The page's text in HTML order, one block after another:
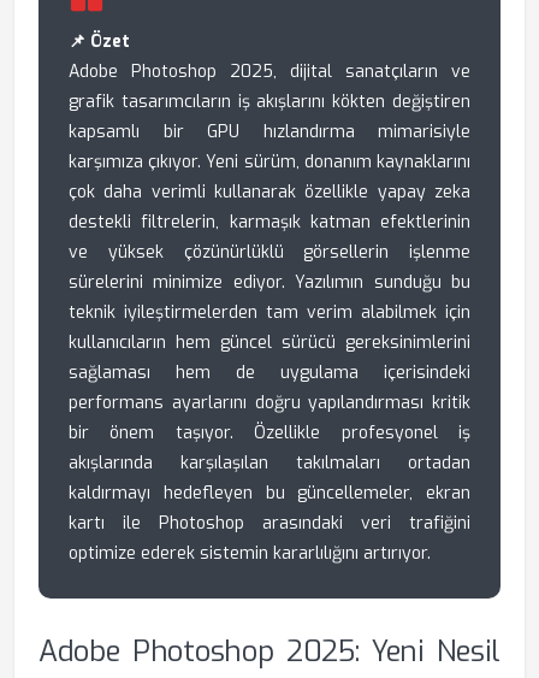
📌 Özet
Adobe Photoshop 2025, dijital sanatçıların ve
grafik tasarımcıların iş akışlarını kökten değiştiren
kapsamlı bir GPU hızlandırma mimarisiyle
karşımıza çıkıyor. Yeni sürüm, donanım kaynaklarını
çok daha verimli kullanarak özellikle yapay zeka
destekli filtrelerin, karmaşık katman efektlerinin
ve yüksek çözünürlüklü görsellerin işlenme
sürelerini minimize ediyor. Yazılımın sunduğu bu
teknik iyileştirmelerden tam verim alabilmek için
kullanıcıların hem güncel sürücü gereksinimlerini
sağlaması hem de uygulama içerisindeki
performans ayarlarını doğru yapılandırması kritik
bir önem taşıyor. Özellikle profesyonel iş
akışlarında karşılaşılan takılmaları ortadan
kaldırmayı hedefleyen bu güncellemeler, ekran
kartı ile Photoshop arasındaki veri trafiğini
optimize ederek sistemin kararlılığını artırıyor.
Adobe Photoshop 2025: Yeni Nesil